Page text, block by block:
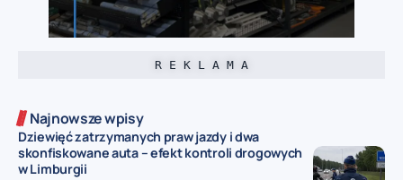
R E K L A M A
Najnowsze wpisy
Dziewięć zatrzymanych praw jazdy i dwa
skonfiskowane auta – efekt kontroli drogowych
w Limburgii